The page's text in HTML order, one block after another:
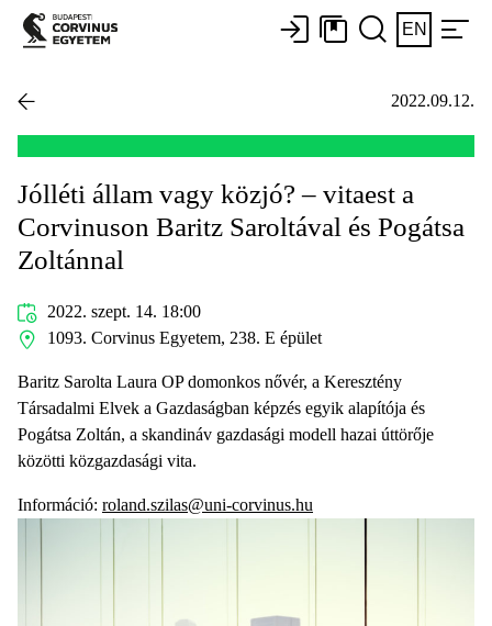
EN
2022.09.12.
Jólléti állam vagy közjó? – vitaest a
Corvinuson Baritz Saroltával és Pogátsa
Zoltánnal
2022. szept. 14. 18:00
1093. Corvinus Egyetem, 238. E épület
Baritz Sarolta Laura OP domonkos nővér, a Keresztény
Társadalmi Elvek a Gazdaságban képzés egyik alapítója és
Pogátsa Zoltán, a skandináv gazdasági modell hazai úttörője
közötti közgazdasági vita.
Információ: roland.szilas@uni-corvinus.hu